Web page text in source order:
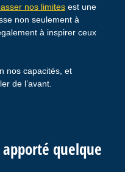
nos limitesest une
non seulement à
à inspirer ceux
nos capacités, et
de l’avant.
quelque